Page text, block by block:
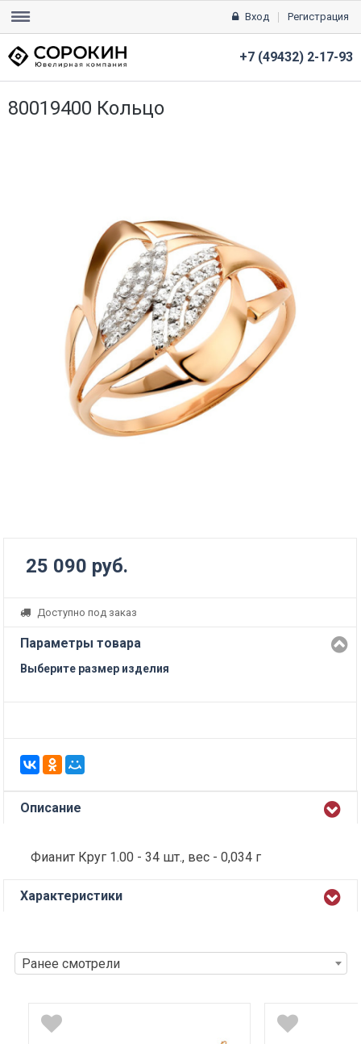
Вход Регистрация
+7 (49432) 2-17-93
80019400 Кольцо
25 090 руб.
Доступно под заказ
Параметры товара
Выберите размер изделия
Описание
Фианит Круг 1.00 - 34 шт., вес - 0,034 г
Характеристики
Ранее смотрели